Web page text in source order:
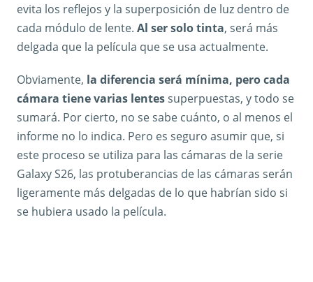
evita los reflejos y la superposición de luz dentro de
cada módulo de lente. Al ser solo tinta, será más
delgada que la película que se usa actualmente.
Obviamente, la diferencia será mínima, pero cada
cámara tiene varias lentessuperpuestas, y todo se
sumará. Por cierto, no se sabe cuánto, o al menos el
informe no lo indica. Pero es seguro asumir que, si
este proceso se utiliza para las cámaras de la serie
Galaxy S26, las protuberancias de las cámaras serán
ligeramente más delgadas de lo que habrían sido si
se hubiera usado la película.